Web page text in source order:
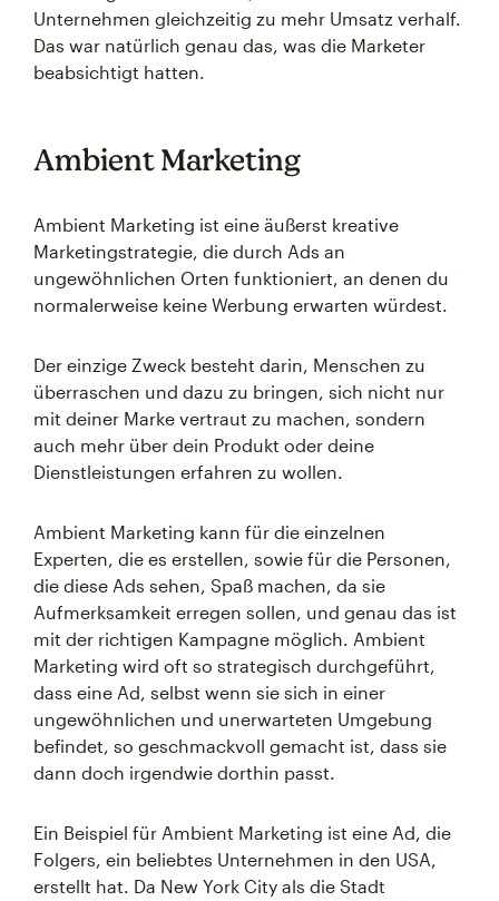
Unternehmen gleichzeitig zu mehr Umsatz verhalf.
Das war natürlich genau das, was die Marketer
beabsichtigt hatten.
Ambient Marketing
Ambient Marketing ist eine äußerst kreative
Marketingstrategie, die durch Ads an
ungewöhnlichen Orten funktioniert, an denen du
normalerweise keine Werbung erwarten würdest.
Der einzige Zweck besteht darin, Menschen zu
überraschen und dazu zu bringen, sich nicht nur
mit deiner Marke vertraut zu machen, sondern
auch mehr über dein Produkt oder deine
Dienstleistungen erfahren zu wollen.
Ambient Marketing kann für die einzelnen
Experten, die es erstellen, sowie für die Personen,
die diese Ads sehen, Spaß machen, da sie
Aufmerksamkeit erregen sollen, und genau das ist
mit der richtigen Kampagne möglich. Ambient
Marketing wird oft so strategisch durchgeführt,
dass eine Ad, selbst wenn sie sich in einer
ungewöhnlichen und unerwarteten Umgebung
befindet, so geschmackvoll gemacht ist, dass sie
dann doch irgendwie dorthin passt.
Ein Beispiel für Ambient Marketing ist eine Ad, die
Folgers, ein beliebtes Unternehmen in den USA,
erstellt hat. Da New York City als die Stadt